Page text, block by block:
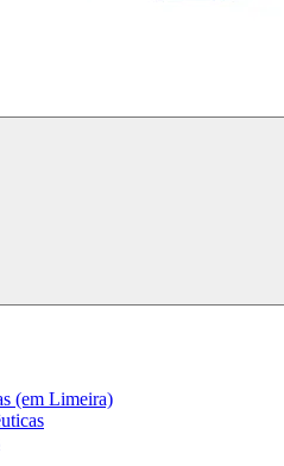
Buscar
(em Limeira)